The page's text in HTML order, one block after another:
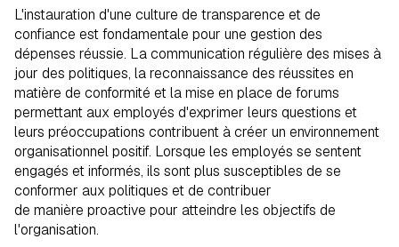
L'instauration d'une culture de transparence et de
confiance est fondamentale pour une gestion des
dépenses réussie. La communication régulière des mises à
jour des politiques, la reconnaissance des réussites en
matière de conformité et la mise en place de forums
permettant aux employés d'exprimer leurs questions et
leurs préoccupations contribuent à créer un environnement
organisationnel positif. Lorsque les employés se sentent
engagés et informés, ils sont plus susceptibles de se
conformer aux politiques et de contribuer
de manière proactive pour atteindre les objectifs de
l'organisation.